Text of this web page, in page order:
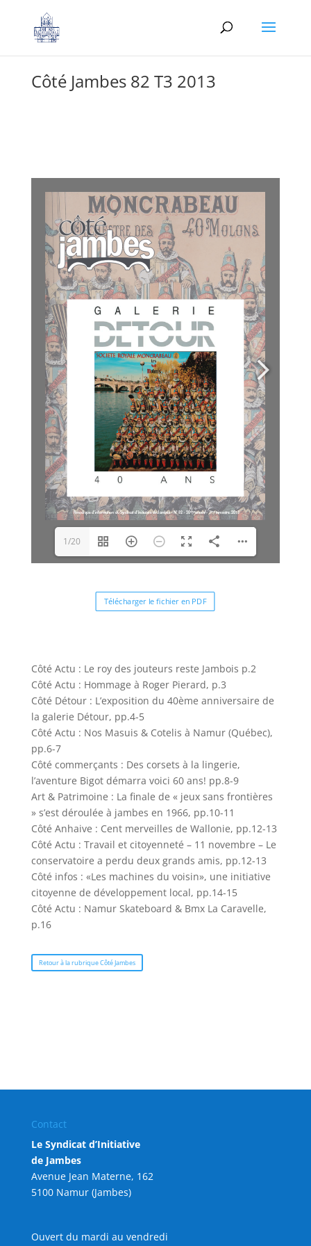
Côté Jambes 82 T3 2013
1/20
Télécharger le fichier en PDF
Côté Actu : Le roy des jouteurs reste Jambois p.2
Côté Actu : Hommage à Roger Pierard, p.3
Côté Détour : L’exposition du 40ème anniversaire de
la galerie Détour, pp.4-5
Côté Actu : Nos Masuis & Cotelis à Namur (Québec),
pp.6-7
Côté commerçants : Des corsets à la lingerie,
l’aventure Bigot démarra voici 60 ans! pp.8-9
Art & Patrimoine : La finale de « jeux sans frontières
» s’est déroulée à jambes en 1966, pp.10-11
Côté Anhaive : Cent merveilles de Wallonie, pp.12-13
Côté Actu : Travail et citoyenneté – 11 novembre – Le
conservatoire a perdu deux grands amis, pp.12-13
Côté infos : «Les machines du voisin», une initiative
citoyenne de développement local, pp.14-15
Côté Actu : Namur Skateboard & Bmx La Caravelle,
p.16
Retour à la rubrique Côté Jambes
Contact
Le Syndicat d’Initiative
de Jambes
Avenue Jean Materne, 162
5100 Namur (Jambes)
Ouvert du mardi au vendredi